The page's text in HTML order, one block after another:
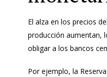
El alza en los precios
producción aumentan,
obligar a los bancos
Por ejemplo, la